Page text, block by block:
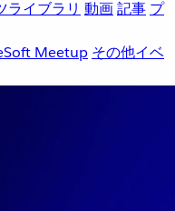
ライブラリ 動画記事 プ
Meetup その他イベ